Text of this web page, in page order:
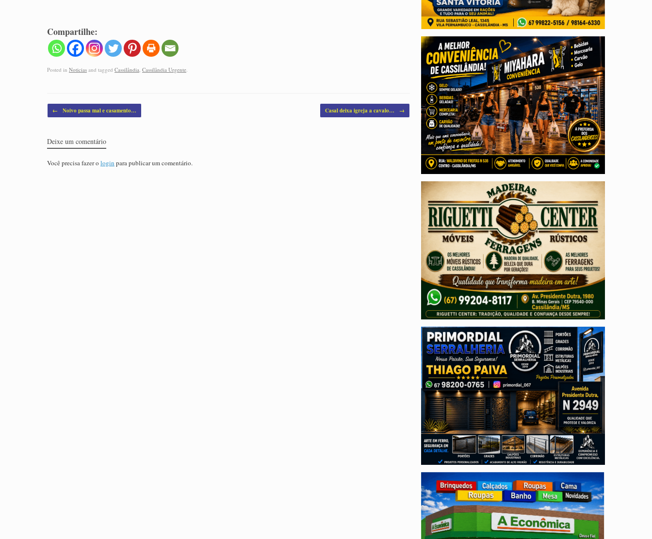
Compartilhe:
Posted in Noticias and tagged Cassilândia Cassilândia Urgente
Post navigation
← Noivo passa mal e casamento… Casal deixa igreja a cavalo… →
Deixe um comentário
Você precisa fazer o login para publicar um comentário.